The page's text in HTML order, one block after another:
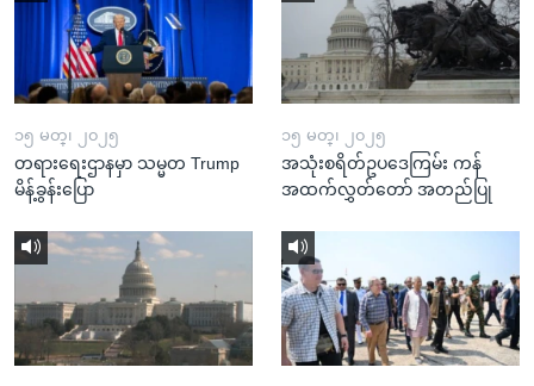
၁၅ မတ္၊ ၂၀၂၅
တရားရေးဌာနမှာ သမ္မတ Trump
မိန့်ခွန်းပြော
၁၅ မတ္၊ ၂၀၂၅
အသုံးစရိတ်ဥပဒေကြမ်း ကန်
အထက်လွှတ်တော် အတည်ပြု